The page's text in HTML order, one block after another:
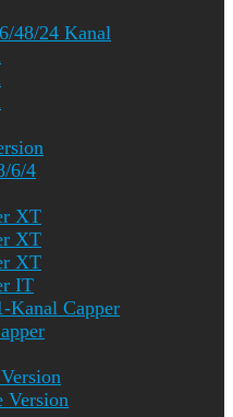
48/24 Kanal
6/4
XT
XT
XT
IT
Kanal Capper
Version